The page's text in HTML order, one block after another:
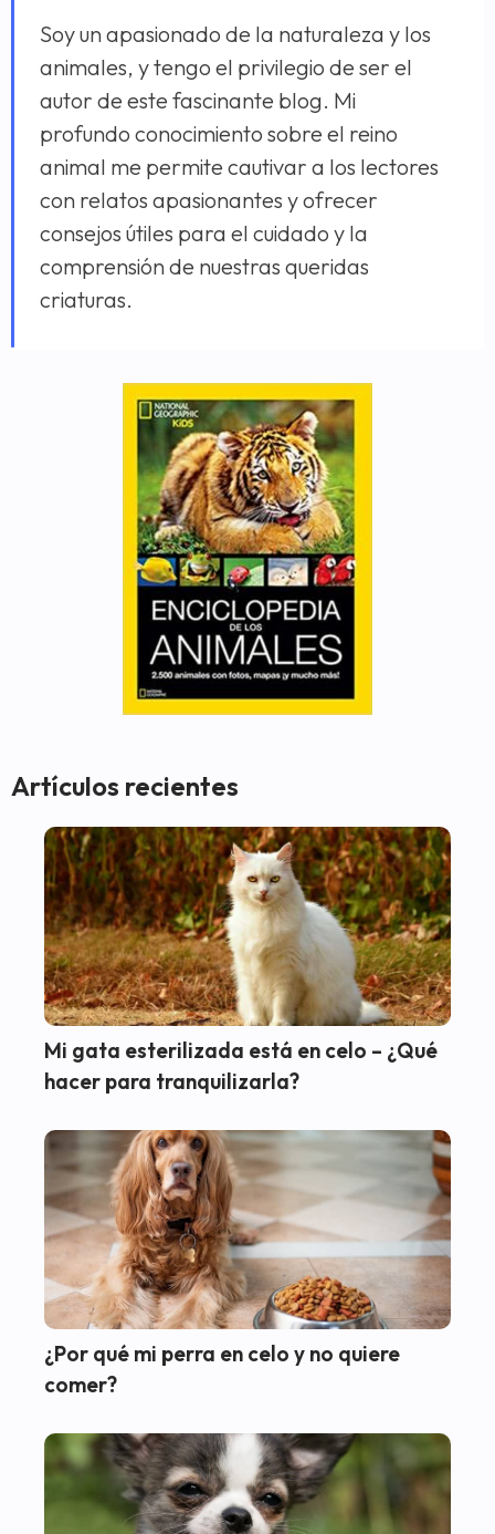
Soy un apasionado de la naturaleza y los
animales, y tengo el privilegio de ser el
autor de este fascinante blog. Mi
profundo conocimiento sobre el reino
animal me permite cautivar a los lectores
con relatos apasionantes y ofrecer
consejos útiles para el cuidado y la
comprensión de nuestras queridas
criaturas.
Artículos recientes
Mi gata esterilizada está en celo – ¿Qué
hacer para tranquilizarla?
¿Por qué mi perra en celo y no quiere
comer?